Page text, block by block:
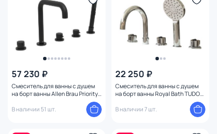
57 230 ₽
Смеситель для ванны с душем
на борт ванны Allen Brau Priority
В наличии 51 шт.
22 250 ₽
Смеситель для ванны с душем
на борт ванны Royal Bath TUDOR
В наличии 7 шт.